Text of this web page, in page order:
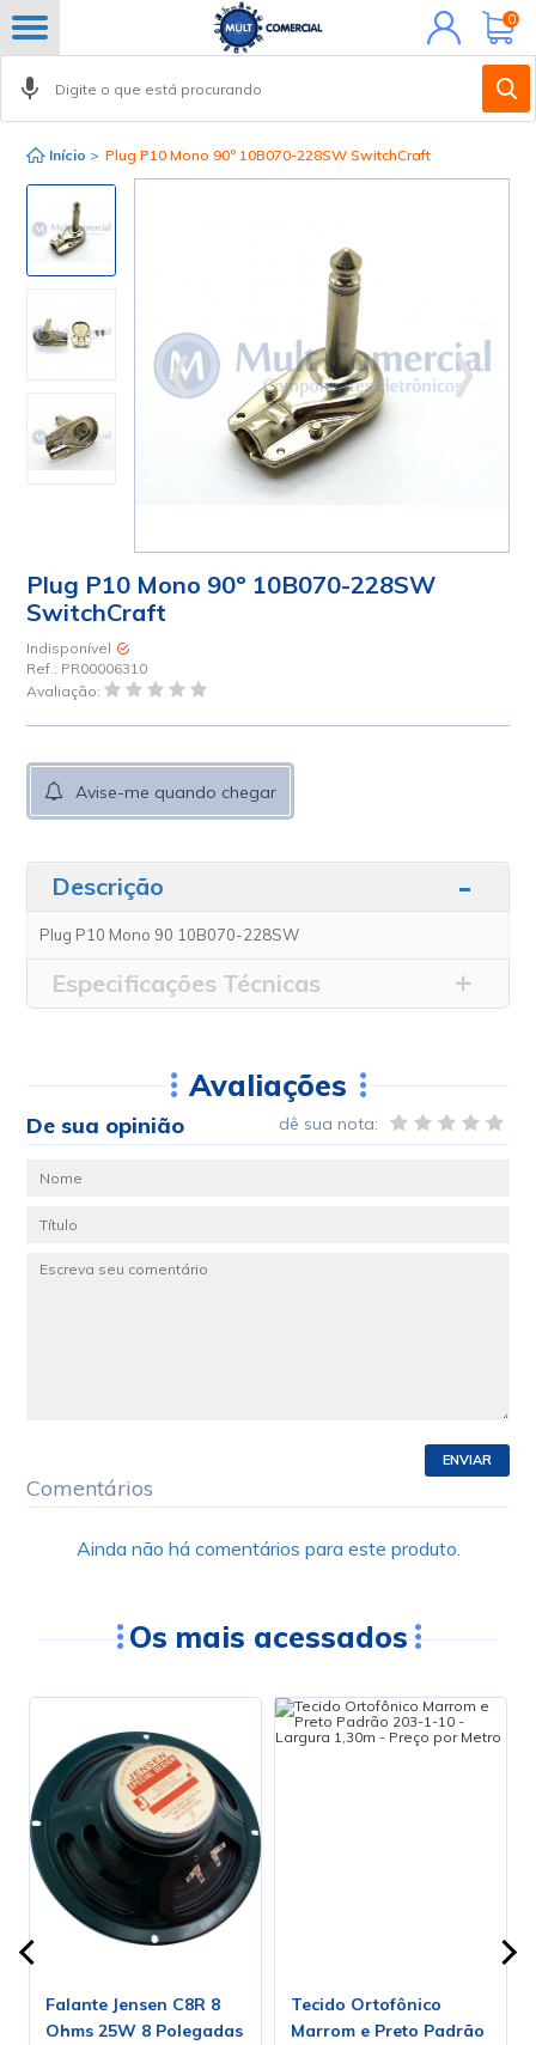
Minha
conta
0
Início > Plug P10 Mono 90º 10B070-228SW SwitchCraft
Plug P10 Mono 90º 10B070-228SW
SwitchCraft
Indisponível
Ref.: PR00006310
Avaliação:
Avise-me quando chegar
Descrição
Plug P10 Mono 90 10B070-228SW
Especificações Técnicas
Avaliações
De sua opinião dê sua nota:
ENVIAR
Comentários
Ainda não há comentários para este produto.
Os mais acessados
Falante Jensen C8R 8
Ohms 25W 8 Polegadas
Tecido Ortofônico
Marrom e Preto Padrão